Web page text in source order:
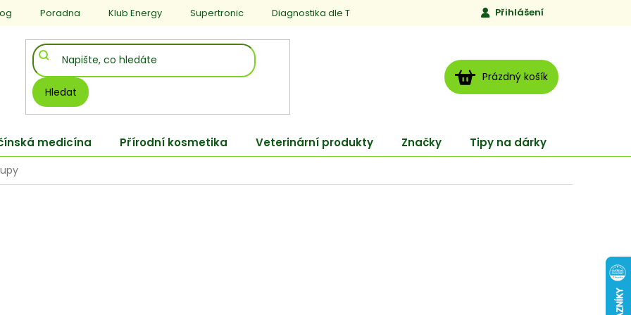
Poradna Klub Energy Supertronic Diagnostika dle TCM Jen to, čemu věříme
Přihlášení
Hledat
NÁKUPNÍ
KOŠÍK
Prázdný košík
medicína Přírodní kosmetika Veterinární produkty Značky Tipy na dárky